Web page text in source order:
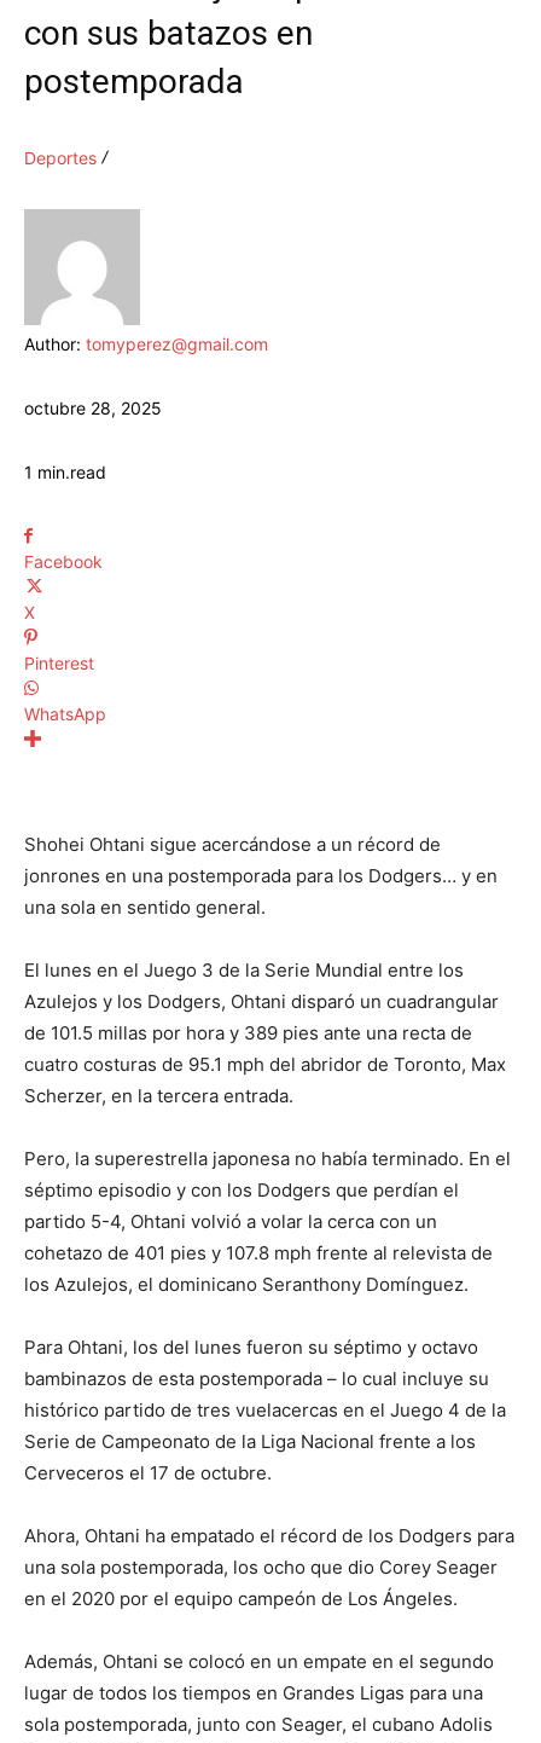
con sus batazos en
postemporada
Deportes
Author: tomyperez@gmail.com
octubre 28, 2025
1 min.read
Facebook
X
Pinterest
WhatsApp
Shohei Ohtani sigue acercándose a un récord de
jonrones en una postemporada para los Dodgers… y en
una sola en sentido general.
El lunes en el Juego 3 de la Serie Mundial entre los
Azulejos y los Dodgers, Ohtani disparó un cuadrangular
de 101.5 millas por hora y 389 pies ante una recta de
cuatro costuras de 95.1 mph del abridor de Toronto, Max
Scherzer, en la tercera entrada.
Pero, la superestrella japonesa no había terminado. En el
séptimo episodio y con los Dodgers que perdían el
partido 5-4, Ohtani volvió a volar la cerca con un
cohetazo de 401 pies y 107.8 mph frente al relevista de
los Azulejos, el dominicano Seranthony Domínguez.
Para Ohtani, los del lunes fueron su séptimo y octavo
bambinazos de esta postemporada – lo cual incluye su
histórico partido de tres vuelacercas en el Juego 4 de la
Serie de Campeonato de la Liga Nacional frente a los
Cerveceros el 17 de octubre.
Ahora, Ohtani ha empatado el récord de los Dodgers para
una sola postemporada, los ocho que dio Corey Seager
en el 2020 por el equipo campeón de Los Ángeles.
Además, Ohtani se colocó en un empate en el segundo
lugar de todos los tiempos en Grandes Ligas para una
sola postemporada, junto con Seager, el cubano Adolis